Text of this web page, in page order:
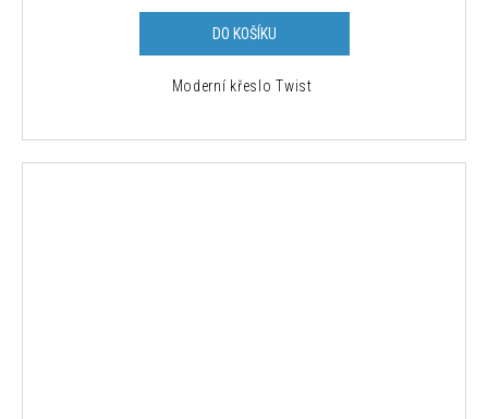
DO KOŠÍKU
Moderní křeslo Twist